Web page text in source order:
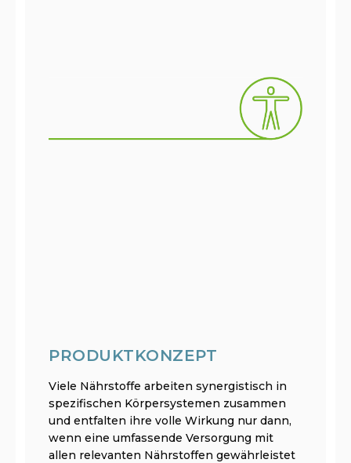
PRODUKTKONZEPT
Viele Nährstoffe arbeiten synergistisch in
spezifischen Körpersystemen zusammen
und entfalten ihre volle Wirkung nur dann,
wenn eine umfassende Versorgung mit
allen relevanten Nährstoffen gewährleistet